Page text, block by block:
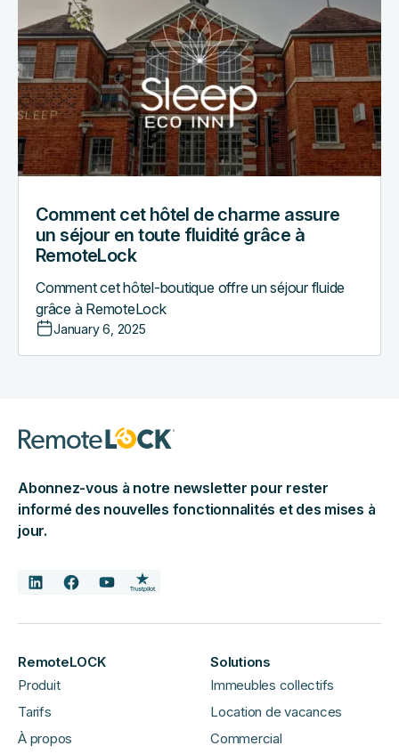
Comment cet hôtel de charme assure
un séjour en toute fluidité grâce à
RemoteLock
Comment cet hôtel-boutique offre un séjour fluide
grâce à RemoteLock
January 6, 2025
hôtel
de
charme
assure
un
séjour
en
toute
grâce
RemoteLock
Abonnez-vous à notre newsletter pour rester
informé des nouvelles fonctionnalités et des mises à
jour.
RemoteLOCK
Produit
Tarifs
À propos
Solutions
Immeubles collectifs
Location de vacances
Commercial